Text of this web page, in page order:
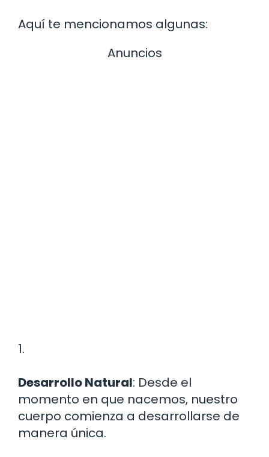
Aquí te mencionamos algunas:
Anuncios
1.
Desarrollo Natural: Desde el
momento en que nacemos, nuestro
cuerpo comienza a desarrollarse de
manera única.